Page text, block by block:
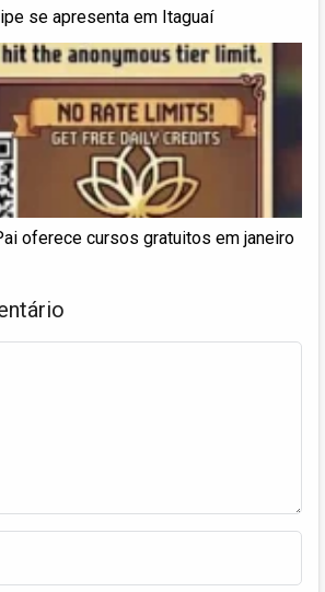
se apresenta em Itaguaí
oferece cursos gratuitos em janeiro